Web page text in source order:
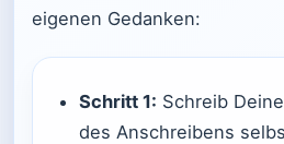
eigenen Gedanken:
Schritt 1: Schreib
des Anschreibens